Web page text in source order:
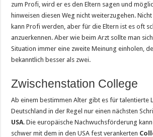
zum Profi, wird er es den Eltern sagen und
hinweisen diesen Weg nicht weiterzugehen.
kann Profi werden, aber für die Eltern ist es oft
anzuerkennen. Aber wie beim Arzt sollte man
Situation immer eine zweite Meinung einholen,
bekanntlich besser als zwei.
Zwischenstation College
Ab einem bestimmen Alter gibt es für talentierte
Deutschland in der Regel nur einen nächsten
USA. Die europäische Nachwuchsförderung
schwer mit dem in den USA fest verankerten